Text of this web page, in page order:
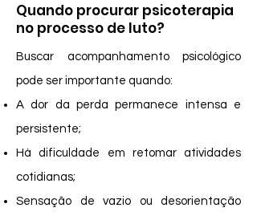
Quando procurar psicoterapia
no processo de luto?
Buscar acompanhamento psicológico
pode ser importante quando:
A dor da perda permanece intensa e
persistente;
Há dificuldade em retomar atividades
cotidianas;
Sensação de vazio ou desorientação